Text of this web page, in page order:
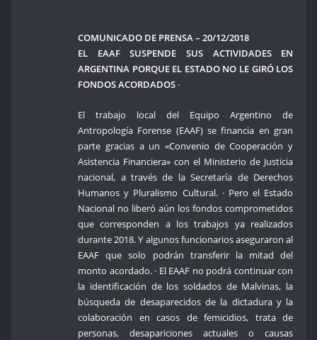
COMUNICADO DE PRENSA – 20/12/2018
EL EAAF SUSPENDE SUS ACTIVIDADES EN
ARGENTINA PORQUE EL ESTADO NO LE GIRÓ LOS
FONDOS ACORDADOS ·
El trabajo local del Equipo Argentino de
Antropología Forense (EAAF) se financia en gran
parte gracias a un «Convenio de Cooperación y
Asistencia Financiera» con el Ministerio de Justicia
nacional, a través de la Secretaría de Derechos
Humanos y Pluralismo Cultural. · Pero el Estado
Nacional no liberó aún los fondos comprometidos
que corresponden a los trabajos ya realizados
durante 2018. Y algunos funcionarios aseguraron al
EAAF que solo podrán transferir la mitad del
monto acordado. · El EAAF no podrá continuar con
la identificación de los soldados de Malvinas, la
búsqueda de desaparecidos de la dictadura y la
colaboración en casos de femicidios, trata de
personas, desapariciones actuales o causas